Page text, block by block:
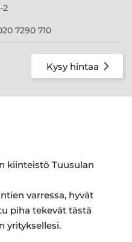
2
7290 710
Kysy hintaa
kiinteistö Tuusulan
varressa, hyvät
piha tekevät tästä
yrityksellesi.